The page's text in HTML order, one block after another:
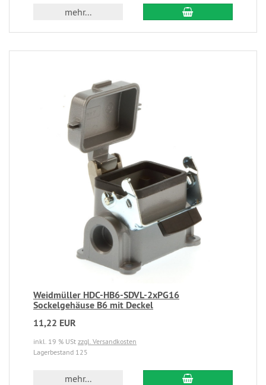
mehr...
Weidmüller HDC-HB6-SDVL-2xPG16
Sockelgehäuse B6 mit Deckel
11,22 EUR
inkl. 19 % USt zzgl. Versandkosten
Lagerbestand 125
mehr...